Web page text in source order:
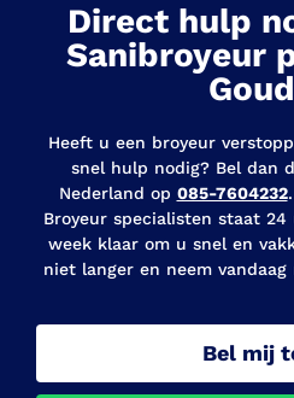
Direct hulp
Sanibroyeur
Heeft u een broyeur
snel hulp nodig? Bel dan
Nederland op 085-7604232
Broyeur specialisten staat
week klaar om u snel en
niet langer en neem
Bel mij